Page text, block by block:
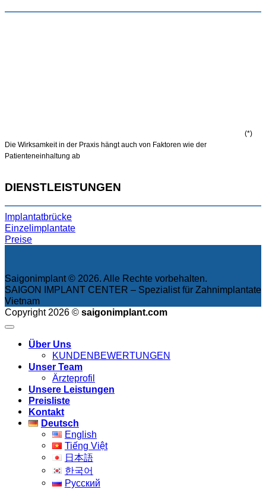
(*)
Die Wirksamkeit in der Praxis hängt auch von Faktoren wie der
Patienteneinhaltung ab
DIENSTLEISTUNGEN
Implantatbrücke
Einzelimplantate
Preise
Saigonimplant © 2026. Alle Rechte vorbehalten.
SAIGON IMPLANT CENTER – Spezialist für Zahnimplantate
Vietnam
Copyright 2026 © saigonimplant.com
Über Uns
KUNDENBEWERTUNGEN
Unser Team
Ärzteprofil
Unsere Leistungen
Preisliste
Kontakt
Deutsch
English
Tiếng Việt
日本語
한국어
Русский